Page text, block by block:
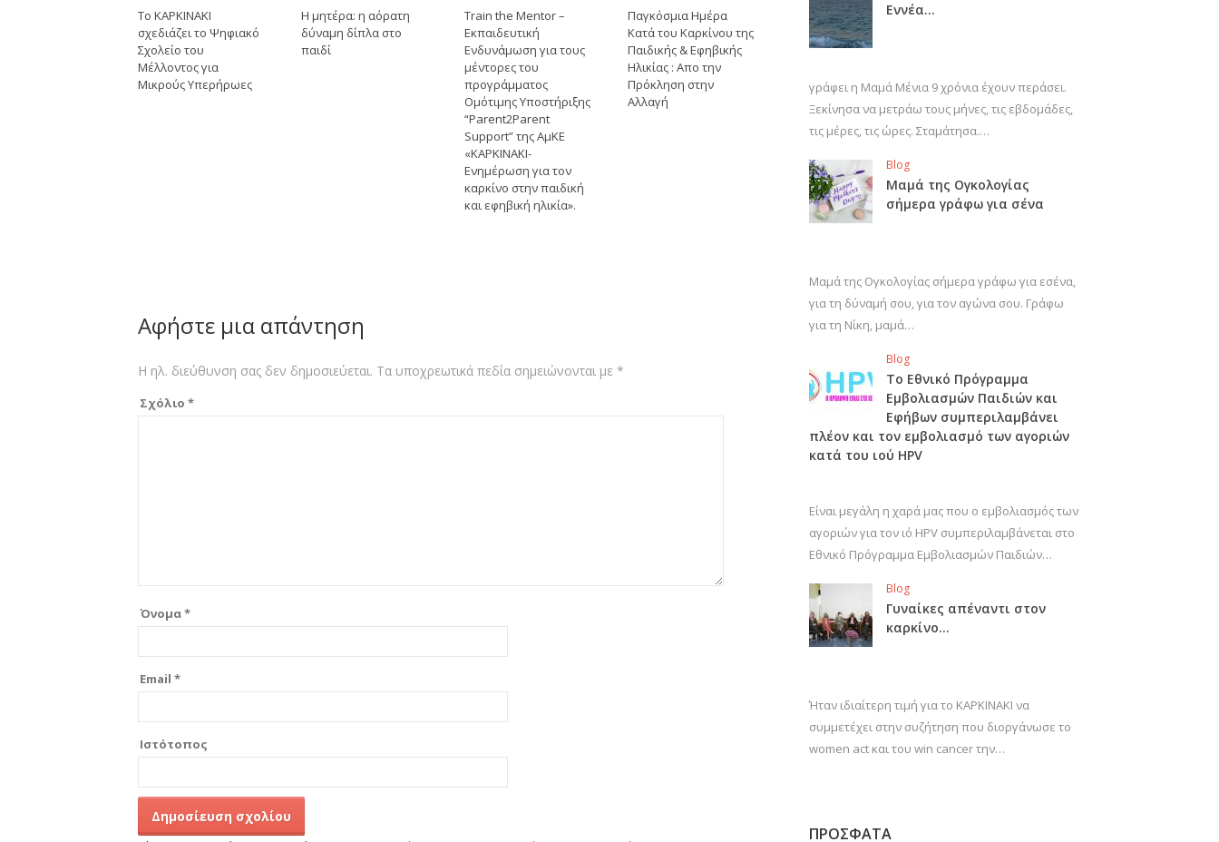
Το ΚΑΡΚΙΝΑΚΙ
σχεδιάζει το Ψηφιακό
Σχολείο του
Μέλλοντος για
Μικρούς Υπερήρωες
Η μητέρα: η αόρατη
δύναμη δίπλα στο
παιδί
Train the Mentor –
Εκπαιδευτική
Ενδυνάμωση για τους
μέντορες του
προγράμματος
Ομότιμης Υποστήριξης
“Parent2Parent
Support” της ΑμΚΕ
«ΚΑΡΚΙΝΑΚΙ-
Ενημέρωση για τον
καρκίνο στην παιδική
και εφηβική ηλικία».
Παγκόσμια Ημέρα
Κατά του Καρκίνου της
Παιδικής & Εφηβικής
Ηλικίας : Απο την
Πρόκληση στην
Αλλαγή
Αφήστε μια απάντηση
Η ηλ. διεύθυνση σας δεν δημοσιεύεται. Τα υποχρεωτικά πεδία σημειώνονται με *
Σχόλιο *
Όνομα*
Email *
Ιστότοπος
Εννέα…
γράφει η Μαμά Μένια 9 χρόνια έχουν περάσει.
Ξεκίνησα να μετράω τους μήνες, τις εβδομάδες,
τις μέρες, τις ώρες. Σταμάτησα.…
Blog
Μαμά της Ογκολογίας
σήμερα γράφω για σένα
Μαμά της Ογκολογίας σήμερα γράφω για εσένα,
για τη δύναμή σου, για τον αγώνα σου. Γράφω
για τη Νίκη, μαμά…
Blog
Το Εθνικό Πρόγραμμα
Εμβολιασμών Παιδιών και
Εφήβων συμπεριλαμβάνει
πλέον και τον εμβολιασμό των αγοριών
κατά του ιού HPV
Είναι μεγάλη η χαρά μας που ο εμβολιασμός των
αγοριών για τον ιό HPV συμπεριλαμβάνεται στο
Εθνικό Πρόγραμμα Εμβολιασμών Παιδιών…
Blog
Γυναίκες απέναντι στον
καρκίνο…
Ήταν ιδιαίτερη τιμή για το ΚΑΡΚΙΝΑΚΙ να
συμμετέχει στην συζήτηση που διοργάνωσε το
women act και του win cancer την…
ΠΡΟΣΦΑΤΑ